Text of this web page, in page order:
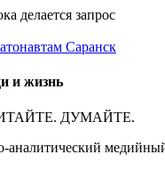
и жизнь
ДУМАЙТЕ.